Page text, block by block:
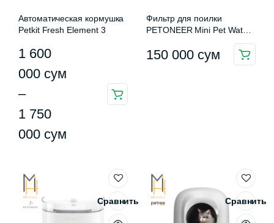
Автоматическая кормушка
Petkit Fresh Element 3
1 600
000 сум
–
1 750
000 сум
Диапазон
цен:
1
600
000 сум
1
750
000 сум
товар
имеет
несколько
Опции
можно
выбрать
Фильтр для поилки
PETONEER Mini Pet Water
150 000 сум
Сравнить Сравнить